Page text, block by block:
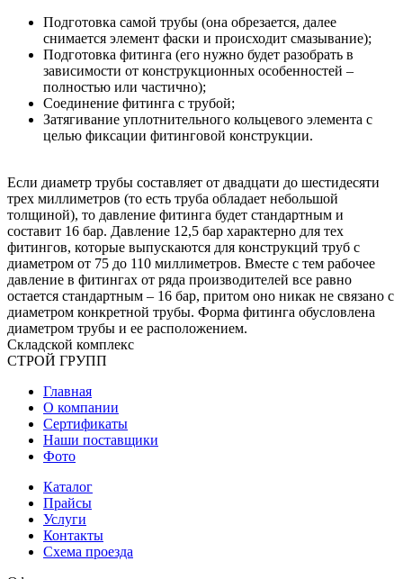
Подготовка самой трубы (она обрезается, далее
снимается элемент фаски и происходит смазывание);
Подготовка фитинга (его нужно будет разобрать в
зависимости от конструкционных особенностей –
полностью или частично);
Соединение фитинга с трубой;
Затягивание уплотнительного кольцевого элемента с
целью фиксации фитинговой конструкции.
Если диаметр трубы составляет от двадцати до шестидесяти
трех миллиметров (то есть труба обладает небольшой
толщиной), то давление фитинга будет стандартным и
составит 16 бар. Давление 12,5 бар характерно для тех
фитингов, которые выпускаются для конструкций труб с
диаметром от 75 до 110 миллиметров. Вместе с тем рабочее
давление в фитингах от ряда производителей все равно
остается стандартным – 16 бар, притом оно никак не связано с
диаметром конкретной трубы. Форма фитинга обусловлена
диаметром трубы и ее расположением.
Складской комплекс
СТРОЙ ГРУПП
Главная
О компании
Сертификаты
Наши поставщики
Фото
Каталог
Прайсы
Услуги
Контакты
Схема проезда